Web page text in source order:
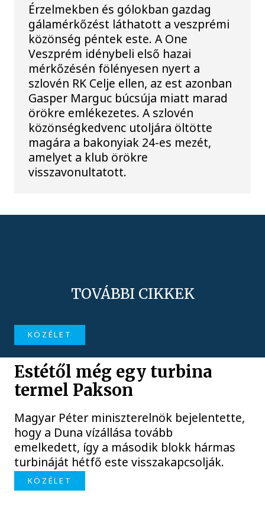
Érzelmekben és gólokban gazdag
gálamérkőzést láthatott a veszprémi
közönség péntek este. A One
Veszprém idénybeli első hazai
mérkőzésén fölényesen nyert a
szlovén RK Celje ellen, az est azonban
Gasper Marguc búcsúja miatt marad
örökre emlékezetes. A szlovén
közönségkedvenc utoljára öltötte
magára a bakonyiak 24-es mezét,
amelyet a klub örökre
visszavonultatott.
TOVÁBBI CIKKEK
KÖZÉLET
Estétől még egy turbina
termel Pakson
Magyar Péter miniszterelnök bejelentette,
hogy a Duna vízállása tovább
emelkedett, így a második blokk hármas
turbináját hétfő este visszakapcsolják.
KÖZÉLET